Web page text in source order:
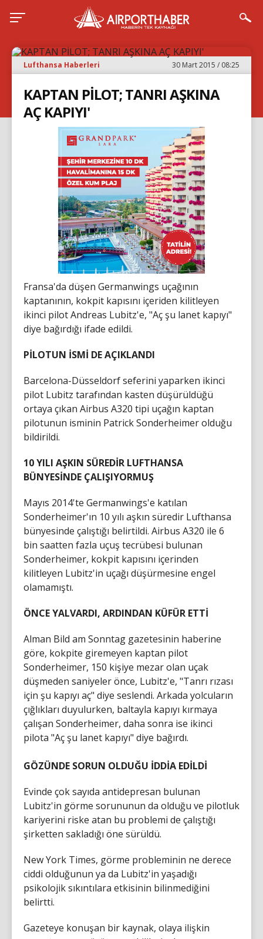
Lufthansa Haberleri 30 Mart 2015 / 08:25
KAPTAN PİLOT; TANRI AŞKINA
AÇ KAPIYI'
Fransa'da düşen Germanwings uçağının
kaptanının, kokpit kapısını içeriden kilitleyen
ikinci pilot Andreas Lubitz'e, "Aç şu lanet kapıyı"
diye bağırdığı ifade edildi.
PİLOTUN İSMİ DE AÇIKLANDI
Barcelona-Düsseldorf seferini yaparken ikinci
pilot Lubitz tarafından kasten düşürüldüğü
ortaya çıkan Airbus A320 tipi uçağın kaptan
pilotunun isminin Patrick Sonderheimer olduğu
bildirildi.
10 YILI AŞKIN SÜREDİR LUFTHANSA
BÜNYESİNDE ÇALIŞIYORMUŞ
Mayıs 2014'te Germanwings'e katılan
Sonderheimer'ın 10 yılı aşkın süredir Lufthansa
bünyesinde çalıştığı belirtildi. Airbus A320 ile 6
bin saatten fazla uçuş tecrübesi bulunan
Sonderheimer, kokpit kapısını içerinden
kilitleyen Lubitz'in uçağı düşürmesine engel
olamamıştı.
ÖNCE YALVARDI, ARDINDAN KÜFÜR ETTİ
Alman Bild am Sonntag gazetesinin haberine
göre, kokpite giremeyen kaptan pilot
Sonderheimer, 150 kişiye mezar olan uçak
düşmeden saniyeler önce, Lubitz'e, "Tanrı rızası
için şu kapıyı aç" diye seslendi. Arkada yolcuların
çığlıkları duyulurken, baltayla kapıyı kırmaya
çalışan Sonderheimer, daha sonra ise ikinci
pilota "Aç şu lanet kapıyı" diye bağırdı.
GÖZÜNDE SORUN OLDUĞU İDDİA EDİLDİ
Evinde çok sayıda antidepresan bulunan
Lubitz'in görme sorununun da olduğu ve pilotluk
kariyerini riske atan bu problemi de çalıştığı
şirketten sakladığı öne sürüldü.
New York Times, görme probleminin ne derece
ciddi olduğunun ya da Lubitz'in yaşadığı
psikolojik sıkıntılara etkisinin bilinmediğini
belirtti.
Gazeteye konuşan bir kaynak, olaya ilişkin